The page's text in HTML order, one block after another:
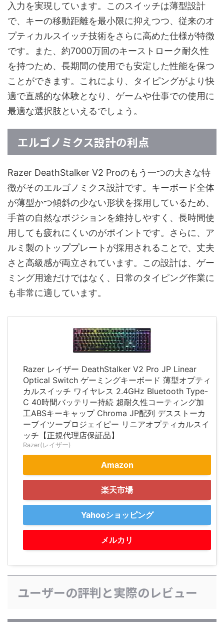
入力を実現しています。このスイッチは薄型設計
で、キーの移動距離を最小限に抑えつつ、従来のオ
プティカルスイッチ技術をさらに高めた仕様が特徴
です。また、約7000万回のキーストローク耐久性
を持つため、長期間の使用でも安定した性能を保つ
ことができます。これにより、タイピングがより快
適で直感的な体験となり、ゲームや仕事での使用に
最適な選択肢といえるでしょう。
エルゴノミクス設計の利点
Razer DeathStalker V2 Proのもう一つの大きな特
徴がそのエルゴノミクス設計です。キーボード全体
が薄型かつ傾斜の少ない形状を採用しているため、
手首の自然なポジションを維持しやすく、長時間使
用しても疲れにくいのがポイントです。さらに、ア
ルミ製のトッププレートが採用されることで、丈夫
さと高級感が両立されています。この設計は、ゲー
ミング用途だけではなく、日常のタイピング作業に
も非常に適しています。
Razer レイザー DeathStalker V2 Pro JP Linear
Optical Switch ゲーミングキーボード 薄型オプティ
カルスイッチ ワイヤレス 2.4GHz Bluetooth Type-
C 40時間バッテリー持続 超耐久性コーティング加
工ABSキーキャップ Chroma JP配列 デスストーカ
ーブイツープロジェイピー リニアオプティカルスイ
ッチ【正規代理店保証品】
Razer(レイザー)
Amazon
楽天市場
Yahooショッピング
メルカリ
ユーザーの評判と実際のレビュー